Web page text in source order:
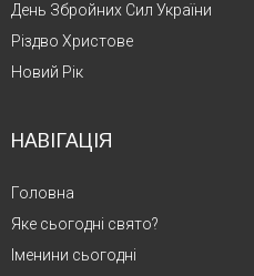
День Збройних Сил України
Різдво Христове
Новий Рік
НАВІГАЦІЯ
Головна
Яке сьогодні свято?
Іменини сьогодні